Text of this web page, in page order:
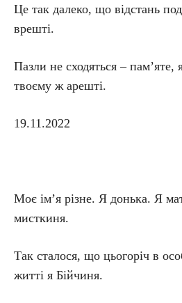
Це так далеко, що відстань
врешті.
Пазли не сходяться – пам’яте,
твоєму ж арешті.
19.11.2022
Моє ім’я різне. Я донька. Я
мисткиня.
Так сталося, що цьогоріч в
житті я Бійчиня.